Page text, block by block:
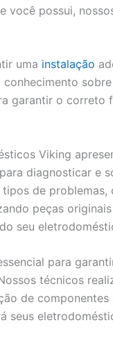
você possui,
uma instalação
garantir o correto
Viking
diagnosticar e
de problemas,
peças
seu
para
técnicos
de componentes
seus